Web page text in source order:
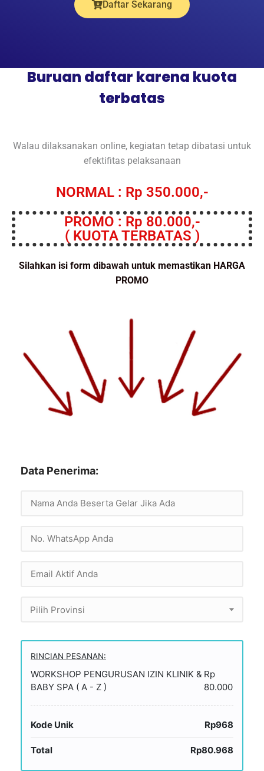
Daftar Sekarang
Buruan daftar karena kuota
terbatas
Walau dilaksanakan online, kegiatan tetap dibatasi untuk
efektifitas pelaksanaan
NORMAL : Rp 350.000,-
PROMO : Rp 80.000,-
( KUOTA TERBATAS )
Silahkan isi form dibawah untuk memastikan HARGA
PROMO
Data Penerima:
Pilih Provinsi
RINCIAN PESANAN:
WORKSHOP PENGURUSAN IZIN KLINIK &
BABY SPA ( A - Z )
Rp
80.000
Kode Unik Rp968
Total Rp80.968